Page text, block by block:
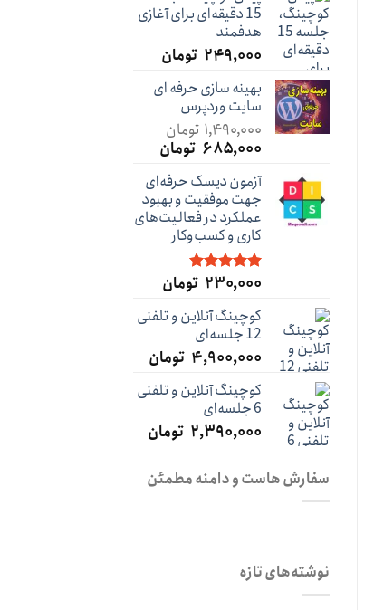
15 دقیقه‌ای برای آغازی
هدفمند
۲۴۹,۰۰۰ تومان
بهینه سازی حرفه ای
سایت وردپرس
۱,۴۹۰,۰۰۰تومان
قیمت
۱,۴۹۰,۰۰۰ تومان
بود.
۶۸۵,۰۰۰ تومان
۶۸۵,۰۰۰ تومان.آزمون دیسک حرفه‌ای
جهت موفقیت و بهبود
عملکرد در فعالیت‌های
کاری و کسب‌و‌کار
نمره5.00
۲۳۰,۰۰۰ تومان
کوچینگ آنلاین و تلفنی
12 جلسه‌ای
۴,۹۰۰,۰۰۰ تومان
کوچینگ آنلاین و تلفنی
6 جلسه‌ای
۲,۳۹۰,۰۰۰ تومان
سفارش هاست و دامنه مطمئن
نوشته‌های تازه